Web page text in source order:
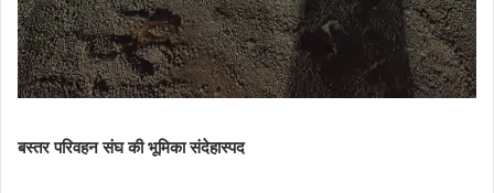
बस्तर परिवहन संघ की भूमिका संदेहास्पद